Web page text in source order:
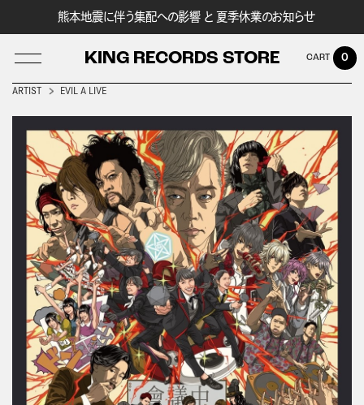
熊本地震に伴う集配への影響 と 夏季休業のお知らせ
KING RECORDS STORE
LOG IN
0
ARTIST EVIL A LIVE